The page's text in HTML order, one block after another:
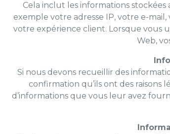
Cela inclut les informations
exemple votre adresse IP, votre e-
votre expérience client. Lorsque vous
Web,
Si nous devons recueillir des
confirmation qu’ils ont des raisons
d’informations que vous leur avez